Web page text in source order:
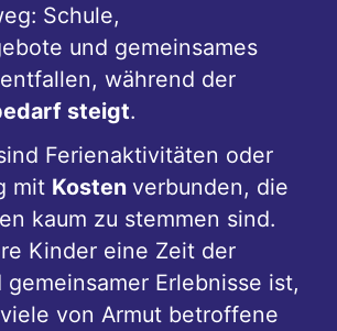
Schule,
und gemeinsames
während der
steigt.
Ferienaktivitäten oder
mit Kosten verbunden, die
kaum zu stemmen sind.
Kinder eine Zeit der
gemeinsamer Erlebnisse ist,
von Armut betroffene